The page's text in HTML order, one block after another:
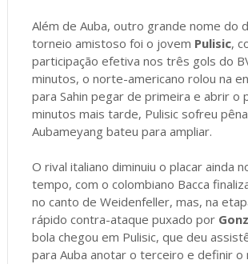
Além de Auba, outro grande nome do
torneio amistoso foi o jovem Pulisic,
participação efetiva nos três gols do
minutos, o norte-americano rolou na
para Sahin pegar de primeira e abrir o
minutos mais tarde, Pulisic sofreu
Aubameyang bateu para ampliar.
O rival italiano diminuiu o placar ainda
tempo, com o colombiano Bacca
no canto de Weidenfeller, mas, na
rápido contra-ataque puxado por
bola chegou em Pulisic, que deu
para Auba anotar o terceiro e definir o